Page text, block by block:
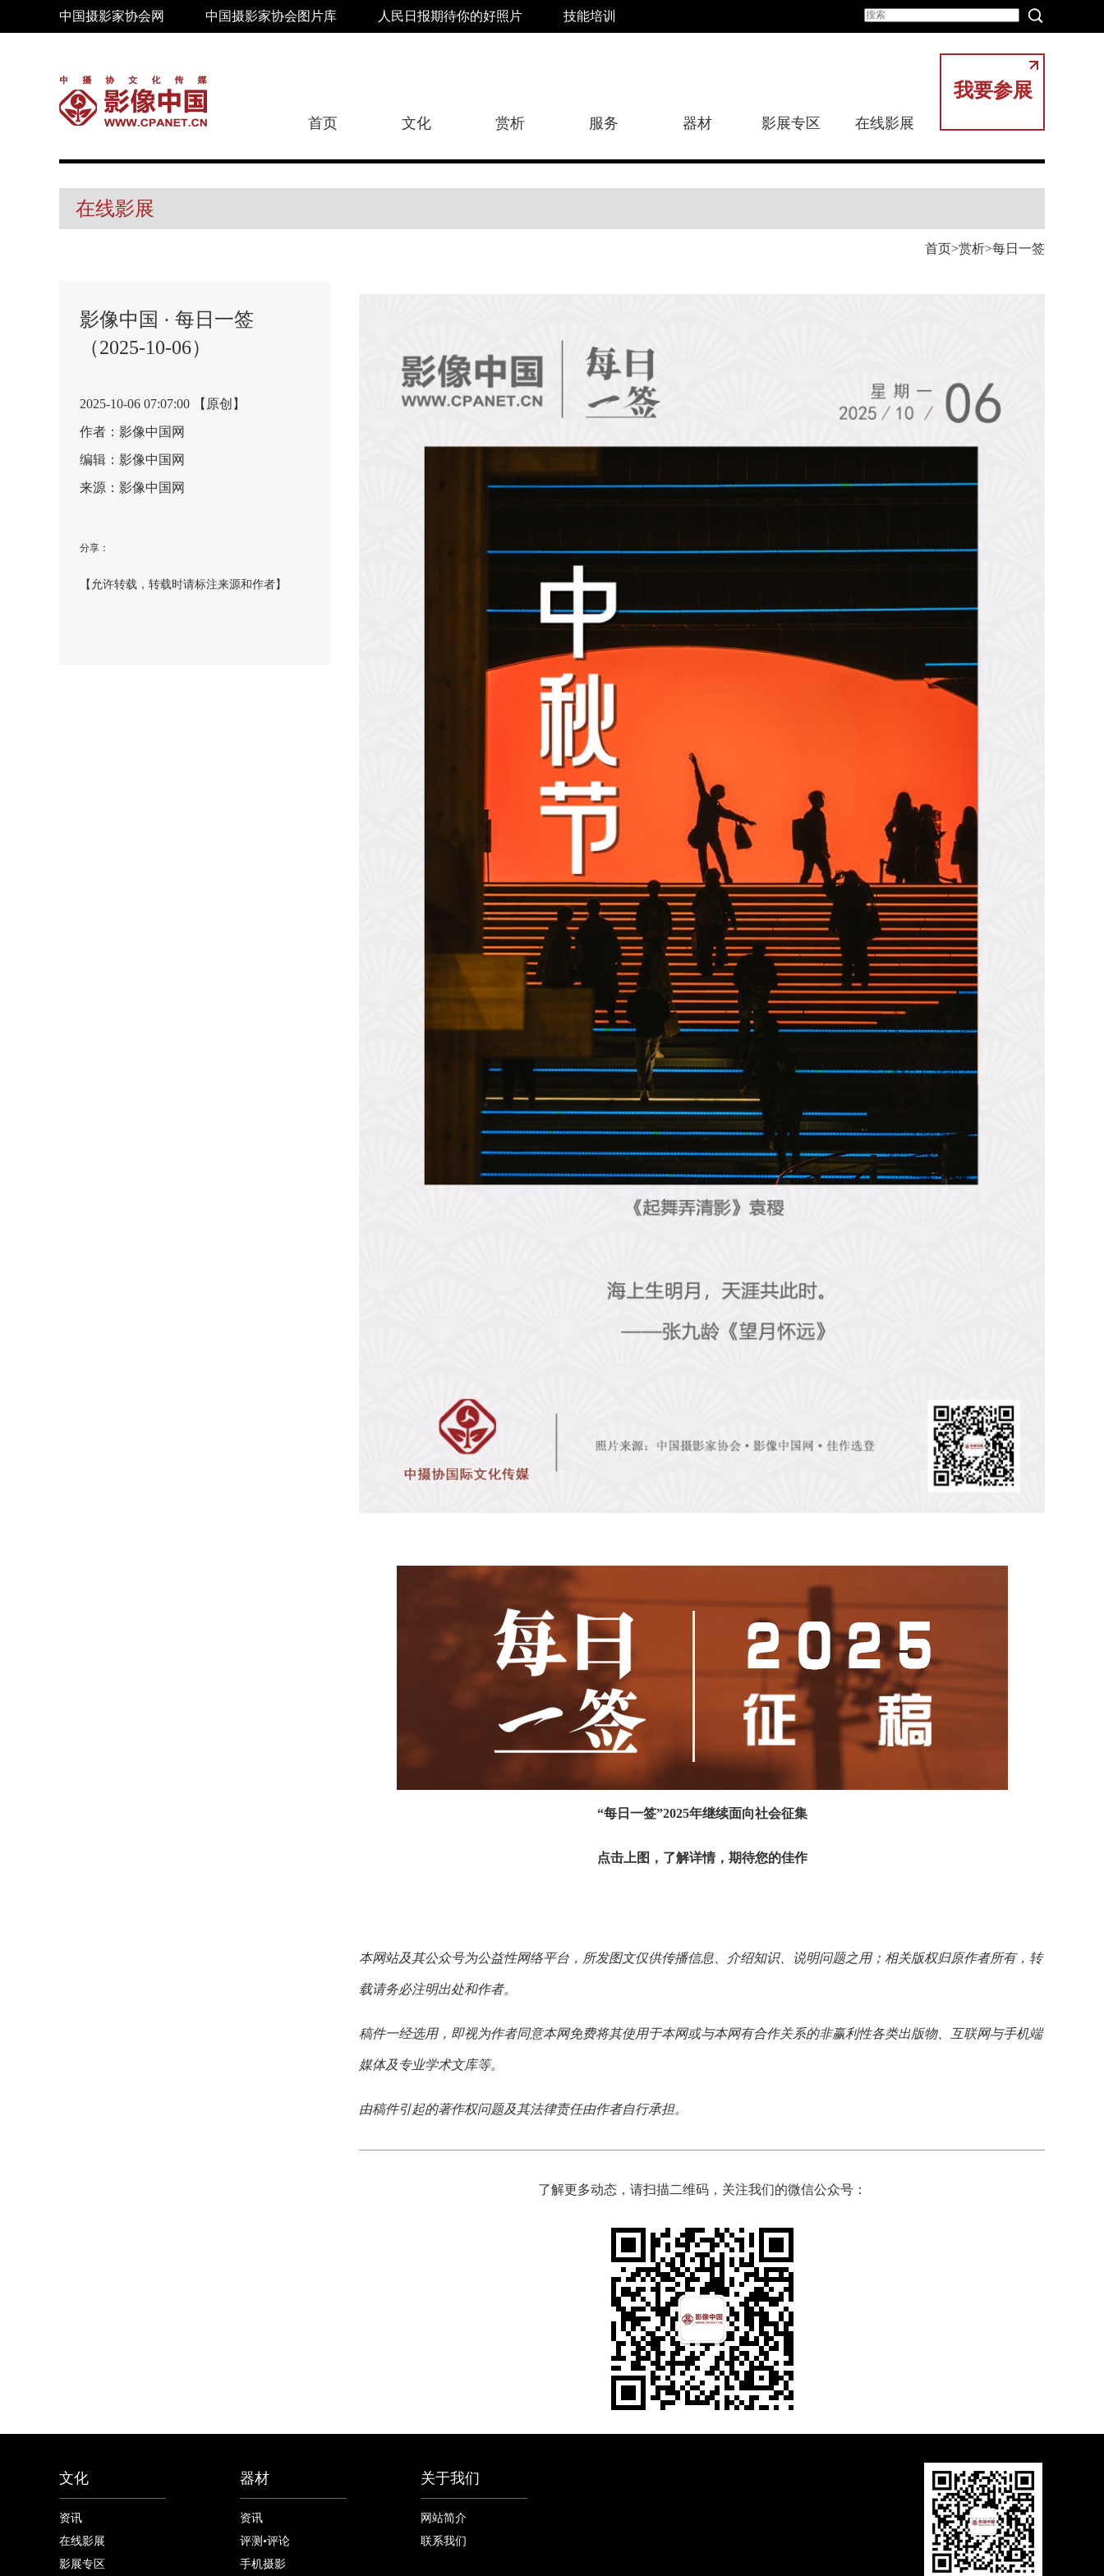
中国摄影家协会网 中国摄影家协会图片库 人民日报期待你的好照片 技能培训
我要参展
首页 文化 赏析 服务 器材 影展专区 在线影展
在线影展
首页 赏析 每日一签
影像中国 · 每日一签
（2025-10-06）
2025-10-06 07:07:00 【原创】
作者：影像中国网
编辑：影像中国网
来源：影像中国网
分享：
【允许转载，转载时请标注来源和作者】
“每日一签”2025年继续面向社会征集
点击上图，了解详情，期待您的佳作
本网站及其公众号为公益性网络平台，所发图文仅供传播信息、介绍知识、说明问题之用；相关版权归原作者所有，转
载请务必注明出处和作者。
稿件一经选用，即视为作者同意本网免费将其使用于本网或与本网有合作关系的非赢利性各类出版物、互联网与手机端
媒体及专业学术文库等。
由稿件引起的著作权问题及其法律责任由作者自行承担。
了解更多动态，请扫描二维码，关注我们的微信公众号：
文化
资讯
在线影展
影展专区
器材
资讯
评测•评论
手机摄影
关于我们
网站简介
联系我们